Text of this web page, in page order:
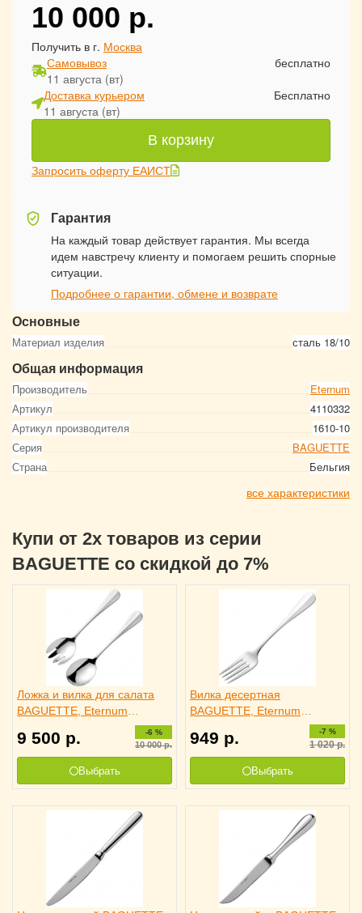
Основные
Материал изделия сталь 18/10
Общая информация
Производитель
Eternum
Артикул
4110332
Артикул производителя
1610-10
Серия
BAGUETTE
Страна
Бельгия
все характеристики
10 000 р.
Получить в г. Москва
Самовывоз
11 августа (вт)
бесплатно
Доставка курьером
11 августа (вт)
Бесплатно
В корзину
Запросить оферту ЕАИСТ
Гарантия
На каждый товар действует гарантия. Мы всегда
идем навстречу клиенту и помогаем решить спорные
ситуации.
Подробнее о гарантии, обмене и возврате
Купи от 2х товаров из серии
BAGUETTE со скидкой до 7%
Ложка и вилка для салата
BAGUETTE, Eternum
9 500 р. -6 %
10 000р.
Выбрать
Вилка десертная
BAGUETTE, Eternum
949 р. -7 %
1 020р.
Выбрать